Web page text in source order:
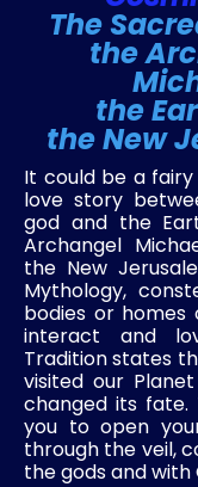
The
the
the
the New
It could be a fairy
love story
god and the
Archangel
the New
Mythology,
bodies or homes
interact and
Tradition states
visited our
changed its fate.
you to open
through the veil,
the gods and with